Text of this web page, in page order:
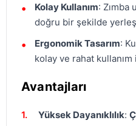
Kolay Kullanım: Zımba
doğru bir şekilde
Ergonomik Tasarım:
kolay ve rahat kullanım
Avantajları
Yüksek Dayanıklılık: